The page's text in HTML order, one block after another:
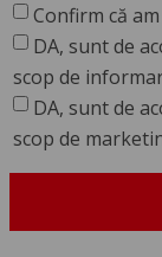
Confirm că
DA, sunt de
scop de
DA, sunt de
scop de